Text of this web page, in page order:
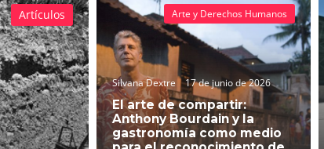
Artículos
Silvana Dextre 17 de junio de 2026
El arte de compartir:
Anthony Bourdain y la
gastronomía como medio
Arte y Derechos Humanos